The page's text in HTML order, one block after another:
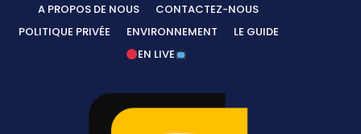
A PROPOS DE NOUS
CONTACTEZ-NOUS
POLITIQUE PRIVÉE
ENVIRONNEMENT
LE GUIDE
EN LIVE